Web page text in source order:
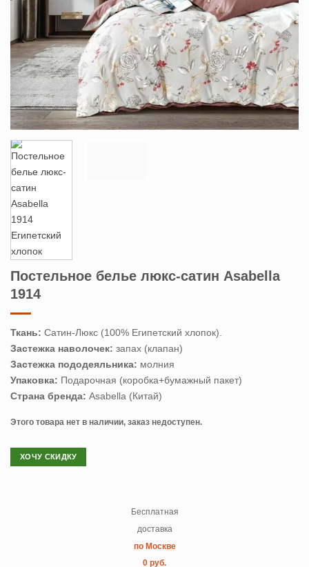
Постельное белье люкс-сатин Asabella
1914
Ткань: Сатин-Люкс (100% Египетский хлопок).
Застежка наволочек: запах (клапан)
Застежка пододеяльника: молния
Упаковка: Подарочная (коробка+бумажный пакет)
Страна бренда: Asabella (Китай)
Этого товара нет в наличии, заказ недоступен.
ХОЧУ СКИДКУ
Бесплатная
доставка
по Москве
0 руб.